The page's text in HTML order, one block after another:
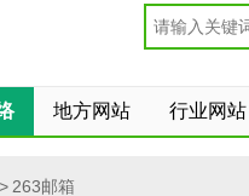
地方网站 行业网站
> 263邮箱